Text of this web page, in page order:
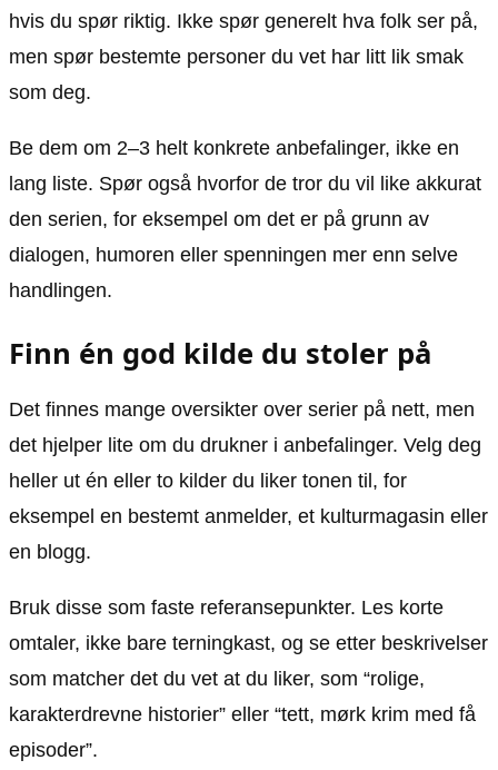
hvis du spør riktig. Ikke spør generelt hva folk ser på,
men spør bestemte personer du vet har litt lik smak
som deg.
Be dem om 2–3 helt konkrete anbefalinger, ikke en
lang liste. Spør også hvorfor de tror du vil like akkurat
den serien, for eksempel om det er på grunn av
dialogen, humoren eller spenningen mer enn selve
handlingen.
Finn én god kilde du stoler på
Det finnes mange oversikter over serier på nett, men
det hjelper lite om du drukner i anbefalinger. Velg deg
heller ut én eller to kilder du liker tonen til, for
eksempel en bestemt anmelder, et kulturmagasin eller
en blogg.
Bruk disse som faste referansepunkter. Les korte
omtaler, ikke bare terningkast, og se etter beskrivelser
som matcher det du vet at du liker, som “rolige,
karakterdrevne historier” eller “tett, mørk krim med få
episoder”.